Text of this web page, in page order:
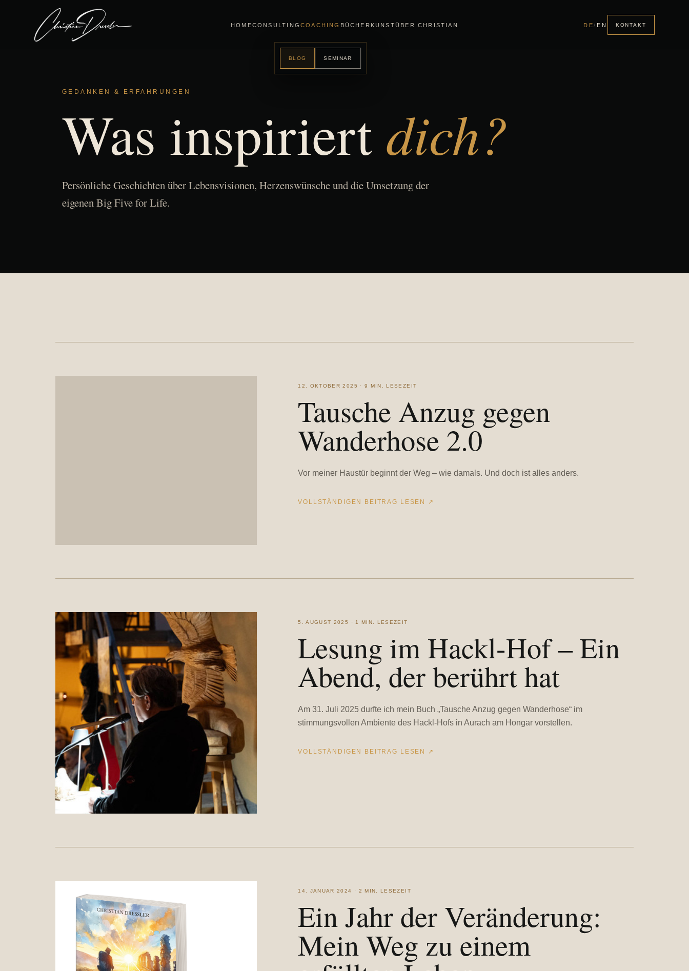
HOMECONSULTINGCOACHING
BLOG SEMINAR
BÜCHER KUNSTÜBER CHRISTIAN DE/ EN KONTAKT
GEDANKEN & ERFAHRUNGEN
Was inspiriertdich?
Persönliche Geschichten über Lebensvisionen, Herzenswünsche und die Umsetzung der
eigenen Big Five for Life.
12. OKTOBER 2025 · 9 MIN. LESEZEIT
Tausche Anzug gegen
Wanderhose 2.0
Vor meiner Haustür beginnt der Weg – wie damals. Und doch ist alles anders.
VOLLSTÄNDIGEN BEITRAG LESEN ↗
5. AUGUST 2025 · 1 MIN. LESEZEIT
Lesung im Hackl-Hof – Ein
Abend, der berührt hat
Am 31. Juli 2025 durfte ich mein Buch „Tausche Anzug gegen Wanderhose“ im
stimmungsvollen Ambiente des Hackl-Hofs in Aurach am Hongar vorstellen.
VOLLSTÄNDIGEN BEITRAG LESEN ↗
14. JANUAR 2024 · 2 MIN. LESEZEIT
Ein Jahr der Veränderung:
Mein Weg zu einem